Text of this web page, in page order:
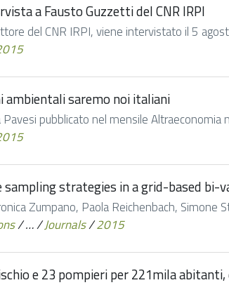
a Fausto Guzzetti del CNR IRPI
del CNR IRPI, viene intervistato il 5
ambientali saremo noi italiani
pubblicato nel mensile
strategies in a grid-based
Zumpano, Paola Reichenbach,
/…/Journals/2015
e 23 pompieri per 221mila abitanti,